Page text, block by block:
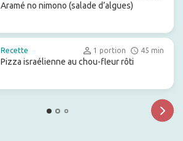
Aramé no nimono (salade d’algues)
Recette 1 portion 45 min
Pizza israélienne au chou-fleur rôti